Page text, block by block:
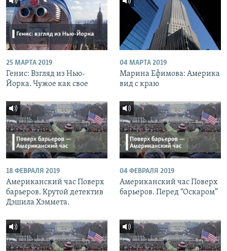
25 МАРТА 2019
Генис: Взгляд из Нью-
Йорка. Чужое как свое
04 МАРТА 2019
Марина Ефимова: Америка
вид с краю
18 ФЕВРАЛЯ 2019
Американский час Поверх
барьеров. Крутой детектив
Дэшила Хэммета.
04 ФЕВРАЛЯ 2019
Американский час Поверх
барьеров. Перед “Оскаром”